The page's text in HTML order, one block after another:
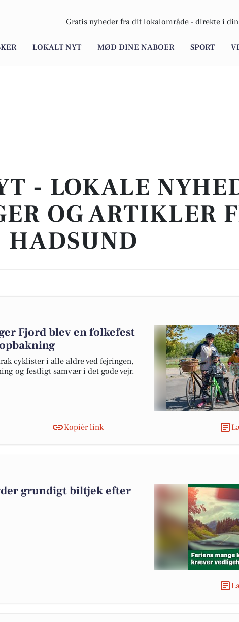
Gratis nyheder fra dit lokalområde - direkte i
LOKALT NYT MØD DINE NABOER SPORT
- LOKALE
OG ARTIKLER
HADSUND
Fjord blev en folkefest
cyklister i alle aldre ved fejringen,
og festligt samvær i det gode vejr.
Kopiér link
grundigt biltjek efter